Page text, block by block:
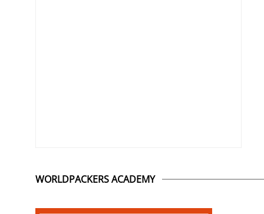
WORLDPACKERS ACADEMY